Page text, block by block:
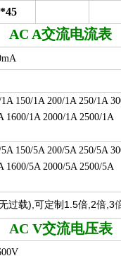
AC A交流电流表
150/1A 200/1A 250/1A
1600/1A 2000/1A 2500/1A
150/5A 200/5A 250/5A
1600/5A 2000/5A 2500/5A
过载),可定制1.5倍,2倍,3
AC V交流电压表